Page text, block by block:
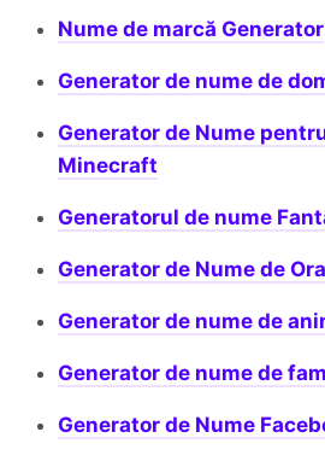
Nume de marcă Generator
Generator de nume de
Generator de Nume
Minecraft
Generatorul de nume
Generator de Nume de
Generator de nume de
Generator de nume de
Generator de Nume